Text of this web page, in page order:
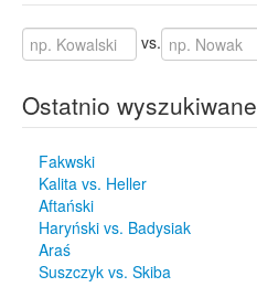
vs.
Ostatnio wyszukiwane
Fakwski
Kalita vs. Heller
Aftański
Haryński vs. Badysiak
Araś
Suszczyk vs. Skiba